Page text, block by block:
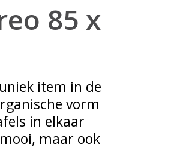
85 x
item in de
vorm
in elkaar
maar ook